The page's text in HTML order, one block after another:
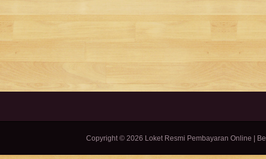
Copyright ©2026 Loket Resmi Pembayaran Online |